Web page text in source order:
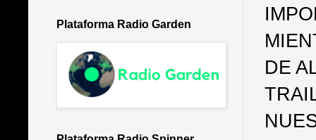
DE
Plataforma Radio Garden